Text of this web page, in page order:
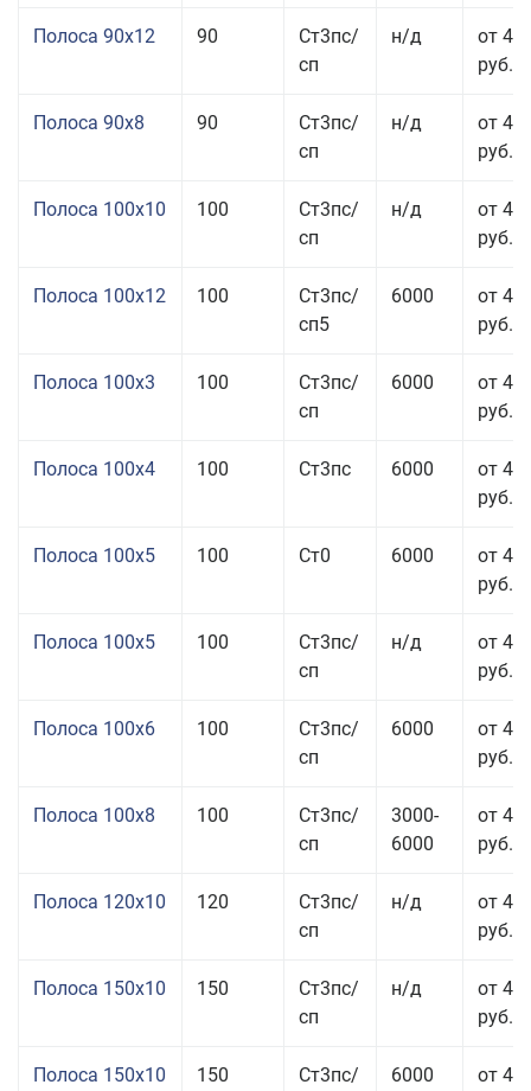
Полоса 90x12 90
Ст3пс/
сп
н/д
от 42
руб.
Полоса 90x8 90
Ст3пс/
сп
н/д
от 42
руб.
Полоса 100x10 100
Ст3пс/
сп
н/д
от 41
руб.
Полоса 100x12 100
Ст3пс/
сп5
6000
от 45
руб.
Полоса 100x3 100
Ст3пс/
сп
6000
от 46
руб.
Полоса 100x4 100 Ст3пс 6000
от 46
руб.
Полоса 100x5 100 Ст0 6000
от 46
руб.
Полоса 100x5 100
Ст3пс/
сп
н/д
от 46
руб.
Полоса 100x6 100
Ст3пс/
сп
6000
от 46
руб.
Полоса 100x8 100
Ст3пс/
сп
3000-
6000
от 42
руб.
Полоса 120x10 120
Ст3пс/
сп
н/д
от 43
руб.
Полоса 150x10 150
Ст3пс/
сп
н/д
от 43
руб.
Полоса 150x10 150
Ст3пс/
6000
от 43